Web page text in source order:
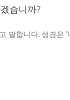
습니까?
말합니다. 성경은